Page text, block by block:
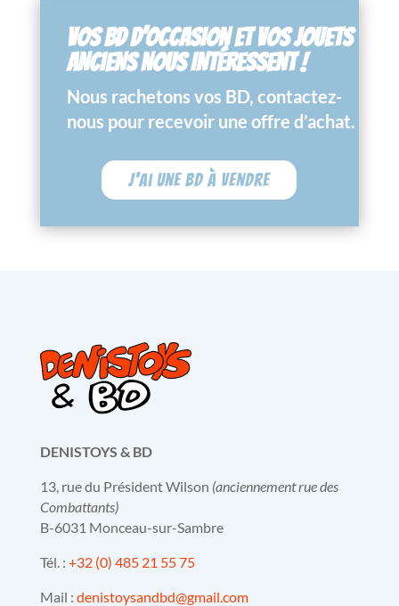
VOS BD D’OCCASION ET VOS JOUETS
ANCIENS NOUS INTÉRESSENT !
Nous rachetons vos BD, contactez-
nous pour recevoir une offre d’achat.
J'ai une BD à vendre
DENISTOYS & BD
13, rue du Président Wilson (anciennement rue des
Combattants)
B-6031 Monceau-sur-Sambre
Tél. : +32 (0) 485 21 55 75
Mail : denistoysandbd@gmail.com